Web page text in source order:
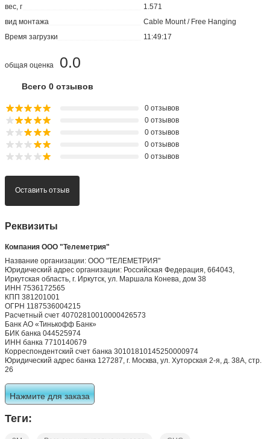
вес, г
1.571
вид монтажа
Cable Mount / Free Hanging
Время загрузки
11:49:17
0.0
общая оценка
Всего 0 отзывов
0 отзывов
0 отзывов
0 отзывов
0 отзывов
0 отзывов
Оставить отзыв
Реквизиты
Компания ООО "Телеметрия"
Название организации: ООО "ТЕЛЕМЕТРИЯ"
Юридический адрес организации: Российская Федерация, 664043,
Иркутская область, г. Иркутск, ул. Маршала Конева, дом 38
ИНН 7536172565
КПП 381201001
ОГРН 1187536004215
Расчетный счет 40702810010000426573
Банк АО «Тинькофф Банк»
БИК банка 044525974
ИНН банка 7710140679
Корреспондентский счет банка 30101810145250000974
Юридический адрес банка 127287, г. Москва, ул. Хуторская 2-я, д. 38А, стр.
26
Нажмите для заказа
Теги: